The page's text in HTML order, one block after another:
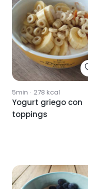
5min · 278 kcal
Yogurt griego con
toppings